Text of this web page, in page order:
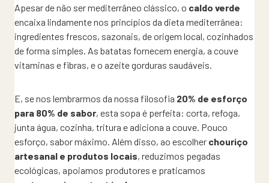
Apesar de não ser mediterrâneo clássico, o caldo verde
encaixa lindamente nos princípios da dieta mediterrânea:
ingredientes frescos, sazonais, de origem local, cozinhados
de forma simples. As batatas fornecem energia, a couve
vitaminas e fibras, e o azeite gorduras saudáveis.
E, se nos lembrarmos da nossa filosofia 20% de esforço
para 80% de sabor, esta sopa é perfeita: corta, refoga,
junta água, cozinha, tritura e adiciona a couve. Pouco
esforço, sabor máximo. Além disso, ao escolher chouriço
artesanal e produtos locais, reduzimos pegadas
ecológicas, apoiamos produtores e praticamos